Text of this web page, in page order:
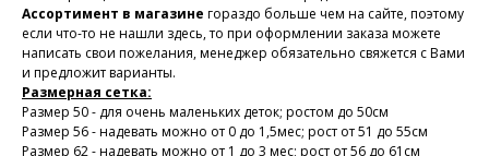
Ассортимент в магазине гораздо больше чем на сайте, поэтому
если что-то не нашли здесь, то при оформлении заказа можете
написать свои пожелания, менеджер обязательно свяжется с Вами
и предложит варианты.
Размерная сетка:
Размер 50 - для очень маленьких деток; ростом до 50см
Размер 56 - надевать можно от 0 до 1,5мес; рост от 51 до 55см
Размер 62 - надевать можно от 1 до 3 мес; рост от 56 до 61см